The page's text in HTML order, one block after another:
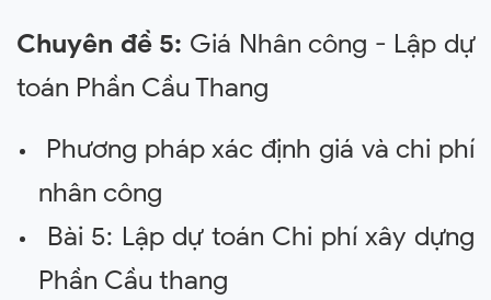
Chuyên đề 5: Giá Nhân công - Lập dự
toán Phần Cầu Thang
Phương pháp xác định giá và chi phí
nhân công
Bài 5: Lập dự toán Chi phí xây dựng
Phần Cầu thang